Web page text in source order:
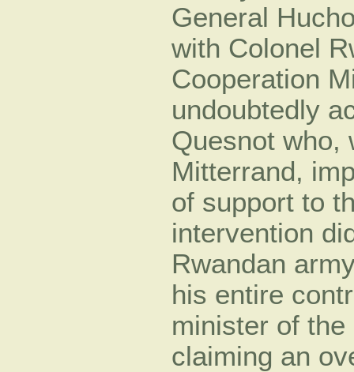
General
with Colonel
Cooperation
undoubtedly
Quesnot who,
Mitterrand,
of support to
intervention
Rwandan
his entire
minister of
claiming an